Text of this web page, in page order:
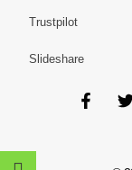
Trustpilot
Slideshare